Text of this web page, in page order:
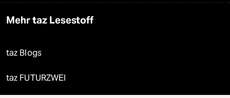
Mehr taz Lesestoff
taz Blogs
taz FUTURZWEI